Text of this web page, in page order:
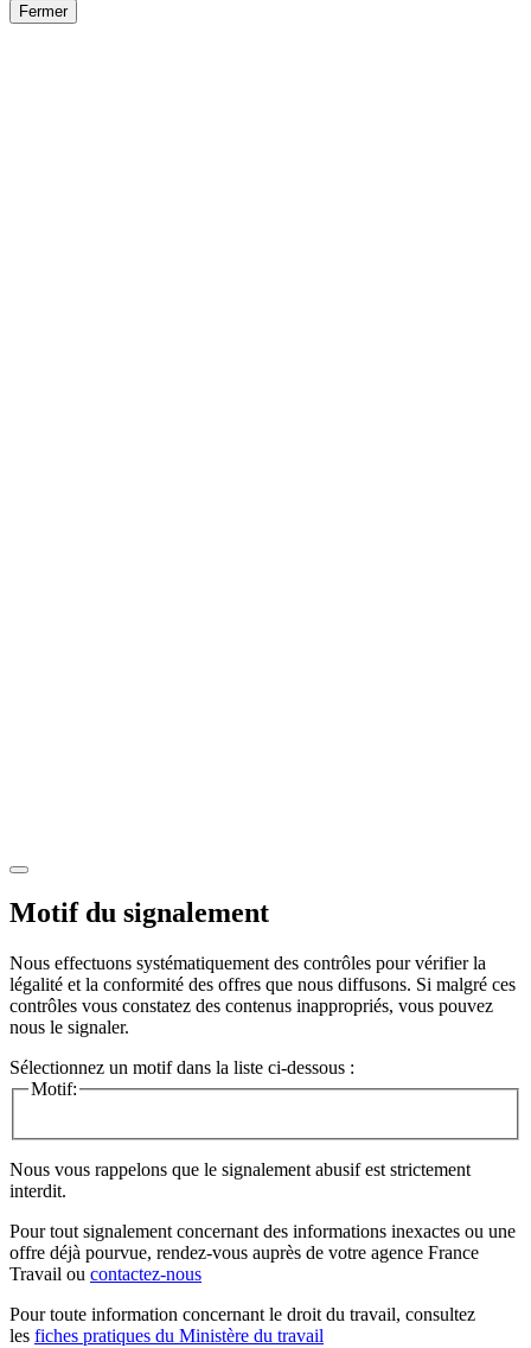
Fermer
Motif du signalement
Nous effectuons systématiquement des contrôles pour vérifier la
légalité et la conformité des offres que nous diffusons. Si malgré ces
contrôles vous constatez des contenus inappropriés, vous pouvez
nous le signaler.
Sélectionnez un motif dans la liste ci-dessous :
Motif:
Nous vous rappelons que le signalement abusif est strictement
interdit.
Pour tout signalement concernant des informations inexactes ou une
offre déjà pourvue, rendez-vous auprès de votre agence France
Travail ou contactez-nous
Pour toute information concernant le droit du travail, consultez
les fiches pratiques du Ministère du travail